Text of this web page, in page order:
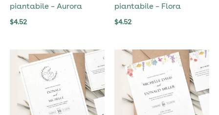
piantabile – Aurora
$4.52
piantabile – Flora
$4.52